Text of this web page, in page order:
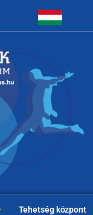
Tehetség központ